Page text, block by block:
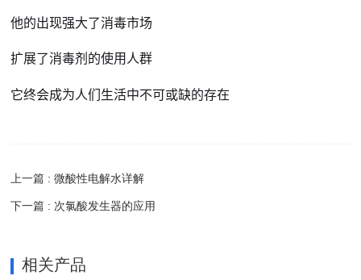
他的出现强大了消毒市场
扩展了消毒剂的使用人群
它终会成为人们生活中不可或缺的存在
上一篇 : 微酸性电解水详解
下一篇 : 次氯酸发生器的应用
相关产品